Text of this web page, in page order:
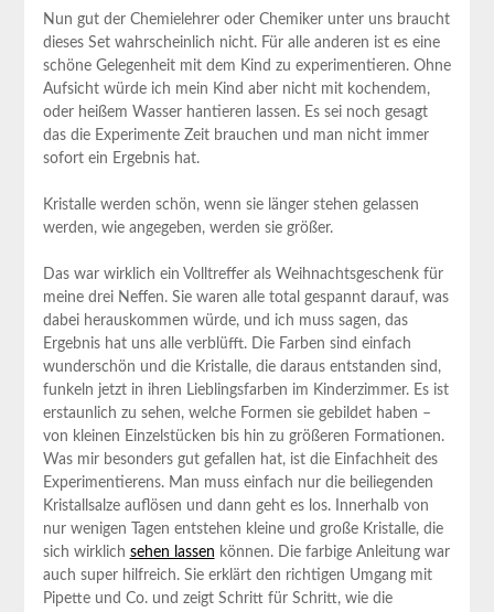
Nun gut der Chemielehrer oder ⁢Chemiker‌ unter uns braucht
dieses Set wahrscheinlich nicht. Für⁢ alle anderen ist es eine
schöne Gelegenheit‌ mit dem Kind zu experimentieren. Ohne
Aufsicht würde ich mein ⁢Kind aber nicht mit kochendem,
oder heißem Wasser hantieren lassen. ⁣Es sei noch gesagt
das die Experimente Zeit brauchen und man nicht immer
sofort ein Ergebnis hat.
Kristalle werden⁢ schön, wenn sie länger stehen gelassen
werden, wie angegeben, werden ​sie größer.
Das war wirklich ein ⁣Volltreffer als Weihnachtsgeschenk für
meine​ drei Neffen. Sie waren alle total gespannt darauf,⁣ was
dabei herauskommen ​würde, und ⁢ich muss sagen, das
⁢Ergebnis ⁢hat uns ⁣alle‍ verblüfft.⁢ Die Farben sind einfach
wunderschön und die⁢ Kristalle, die daraus entstanden sind,
funkeln jetzt in ihren Lieblingsfarben im Kinderzimmer. Es‌ ist
erstaunlich zu sehen, welche Formen sie gebildet haben –
von kleinen Einzelstücken bis hin zu größeren Formationen.
Was mir ‍besonders gut‌ gefallen hat,​ ist‌ die Einfachheit des
Experimentierens. ⁤Man muss ⁢einfach nur ⁤die beiliegenden
Kristallsalze auflösen⁢ und dann geht es los. Innerhalb von
nur wenigen Tagen entstehen kleine und große Kristalle, die‍
sich wirklich sehen lassen können. Die farbige Anleitung war
auch super hilfreich. Sie erklärt den richtigen Umgang mit
Pipette und Co. und zeigt Schritt für Schritt,⁤ wie die